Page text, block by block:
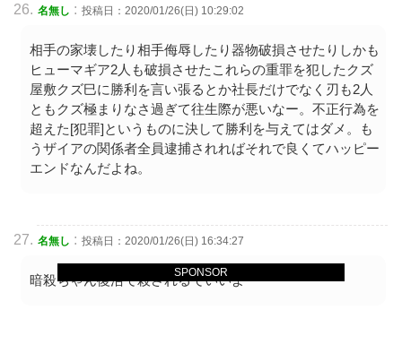
SPONSOR
名無し : 投稿日：2020/01/26(日) 10:29:02
相手の家壊したり相手侮辱したり器物破損させたりしかも
ヒューマギア2人も破損させたこれらの重罪を犯したクズ
屋敷クズ巳に勝利を言い張るとか社長だけでなく刃も2人
ともクズ極まりなさ過ぎて往生際が悪いなー。不正行為を
超えた[犯罪]というものに決して勝利を与えてはダメ。も
うザイアの関係者全員逮捕されればそれで良くてハッピー
エンドなんだよね。
名無し : 投稿日：2020/01/26(日) 16:34:27
暗殺ちゃん復活で殺されるでいいよ